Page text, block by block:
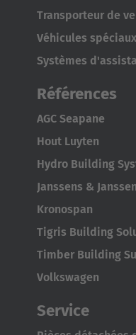
Transporteur de
Véhicules spéciaux
Systèmes
Références
AGC Seapane
Hout Luyten
Hydro Building
Janssens &
Kronospan
Tigris Building
Timber Building
Volkswagen
Service